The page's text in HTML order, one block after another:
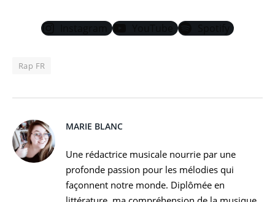
Rap FR
MARIE BLANC
Une rédactrice musicale nourrie par une
profonde passion pour les mélodies qui
façonnent notre monde. Diplômée en